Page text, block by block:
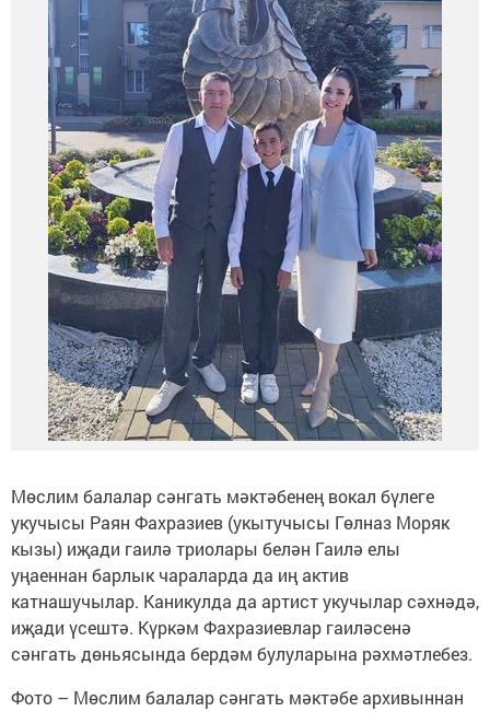
Мөслим балалар сәнгать мәктәбенең вокал бүлеге
укучысы Раян Фахразиев (укытучысы Гөлназ Моряк
кызы) иҗади гаилә триолары белән Гаилә елы
уңаеннан барлык чараларда да иң актив
катнашучылар. Каникулда да артист укучылар сәхнәдә,
иҗади үсештә. Күркәм Фахразиевлар гаиләсенә
сәнгать дөньясында бердәм булуларына рәхмәтлебез.
Фото – Мөслим балалар сәнгать мәктәбе архивыннан